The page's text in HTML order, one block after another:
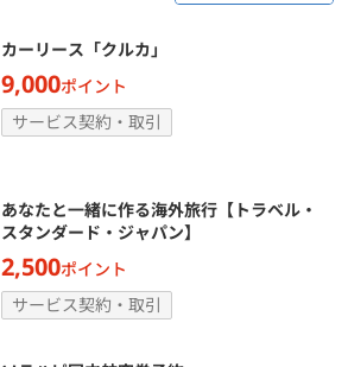
カーリース「クルカ」
9,000ポイント
サービス契約・取引
あなたと一緒に作る海外旅行【トラベル・
スタンダード・ジャパン】
2,500ポイント
サービス契約・取引